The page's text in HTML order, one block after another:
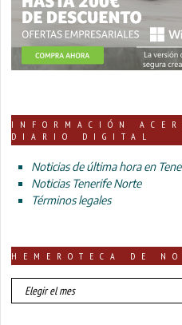
INFORMACIÓN
DIARIO DIGITAL
Noticias de última hora en
Noticias Tenerife Norte
Términos legales
HEMEROTECA DE
HEMEROTECA
DE